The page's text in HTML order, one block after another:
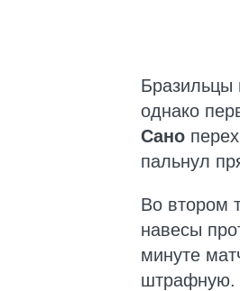
Бразильцы
однако
Сано
пальнул
Во втором
навесы
минуте
штрафную.